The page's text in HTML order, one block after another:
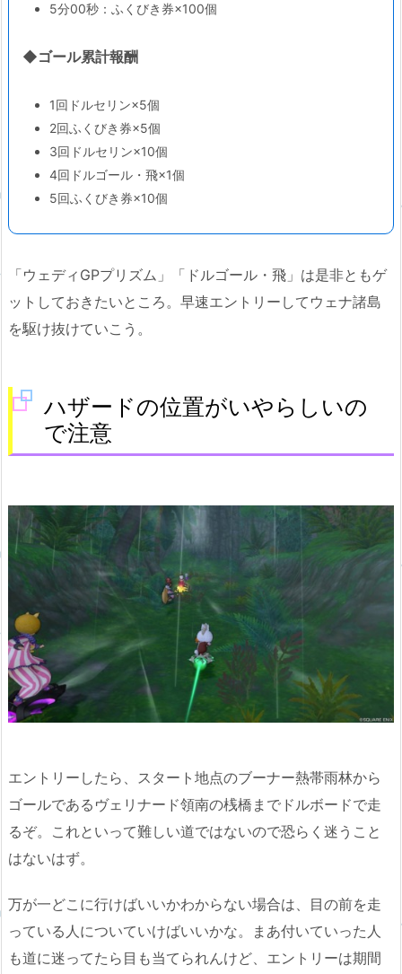
5分00秒：ふくびき券×100個
◆ゴール累計報酬
1回ドルセリン×5個
2回ふくびき券×5個
3回ドルセリン×10個
4回ドルゴール・飛×1個
5回ふくびき券×10個
「ウェディGPプリズム」「ドルゴール・飛」は是非ともゲ
ットしておきたいところ。早速エントリーしてウェナ諸島
を駆け抜けていこう。
ハザードの位置がいやらしいの
で注意
エントリーしたら、スタート地点のブーナー熱帯雨林から
ゴールであるヴェリナード領南の桟橋までドルボードで走
るぞ。これといって難しい道ではないので恐らく迷うこと
はないはず。
万が一どこに行けばいいかわからない場合は、目の前を走
っている人についていけばいいかな。まあ付いていった人
も道に迷ってたら目も当てられんけど、エントリーは期間